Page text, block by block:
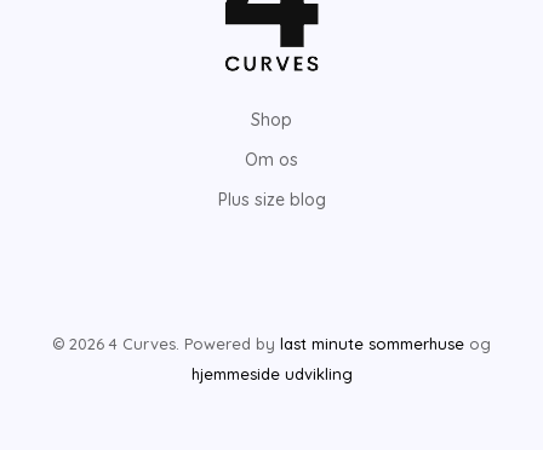
Shop
Om os
Plus size blog
© 2026 4 Curves. Powered by last minute sommerhuse og
hjemmeside udvikling